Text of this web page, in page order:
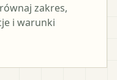
zakres,
i warunki